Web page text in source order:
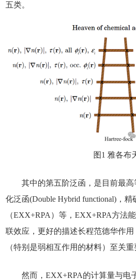
五类。
图1 雅各布
其中的第五阶泛函，是目前最
化泛函(Double Hybrid functional)，
（EXX+RPA）等，EXX+RPA方法
联效应，更好的描述长程范德华作
（特别是弱相互作用的材料）至关重
然而，EXX+RPA的计算量与电